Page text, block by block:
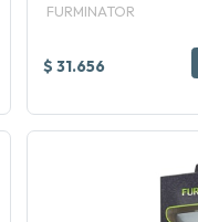
FURMINATOR
$ 31.656